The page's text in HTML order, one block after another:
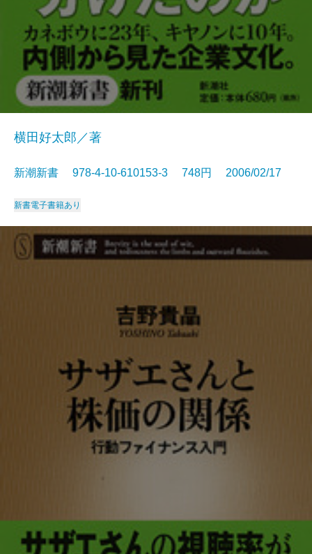
横田好太郎／著
新潮新書 978-4-10-610153-3 748円 2006/02/17
新書電子書籍あり